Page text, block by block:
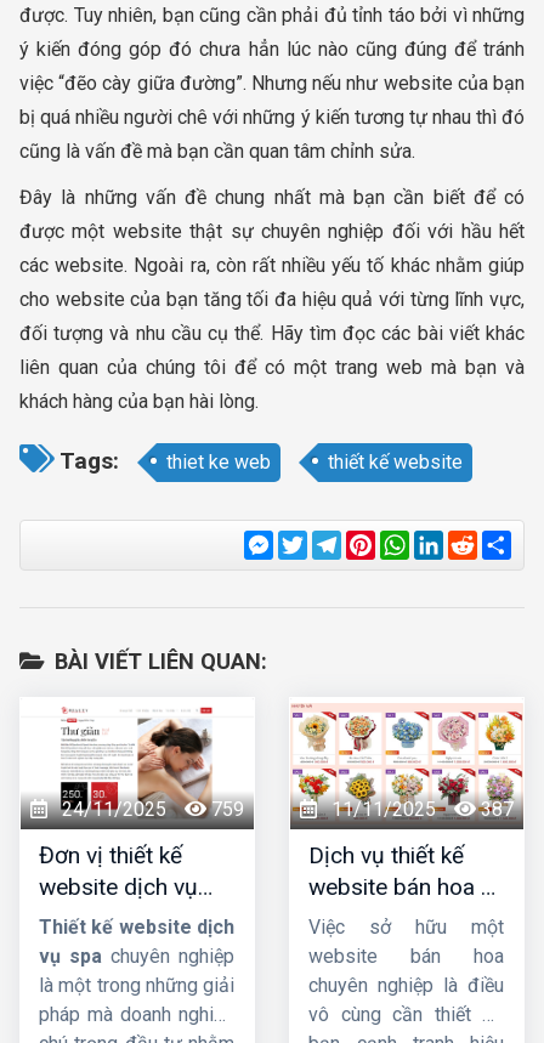
được. Tuy nhiên, bạn cũng cần phải đủ tỉnh táo bởi vì những
ý kiến đóng góp đó chưa hẳn lúc nào cũng đúng để tránh
việc “đẽo cày giữa đường”. Nhưng nếu như website của bạn
bị quá nhiều người chê với những ý kiến tương tự nhau thì đó
cũng là vấn đề mà bạn cần quan tâm chỉnh sửa.
Đây là những vấn đề chung nhất mà bạn cần biết để có
được một website thật sự chuyên nghiệp đối với hầu hết
các website. Ngoài ra, còn rất nhiều yếu tố khác nhằm giúp
cho website của bạn tăng tối đa hiệu quả với từng lĩnh vực,
đối tượng và nhu cầu cụ thể. Hãy tìm đọc các bài viết khác
liên quan của chúng tôi để có một trang web mà bạn và
khách hàng của bạn hài lòng.
Tags: thiet ke web thiết kế website
Messenger
TwitterTelegram
Pinterest
WhatsApp
LinkedIn
Reddit
BÀI VIẾT LIÊN QUAN:
24/11/2025 759
Đơn vị thiết kế
website dịch vụ
spa uy tín, chuyên
nghiệp, chuẩn SEO
Thiết kế website dịch
vụ spa chuyên nghiệp
là một trong những giải
pháp mà doanh nghiệp
11/11/2025 387
Dịch vụ thiết kế
website bán hoa uy
tín, chuyên nghiệp,
giao diện đẹp
Việc sở hữu một
website bán hoa
chuyên nghiệp là điều
vô cùng cần thiết để